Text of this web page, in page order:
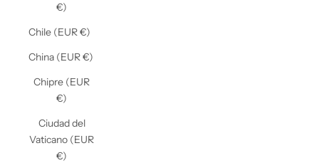
€)
Chile (EUR €)
China (EUR €)
Chipre (EUR
€)
Ciudad del
Vaticano (EUR
€)